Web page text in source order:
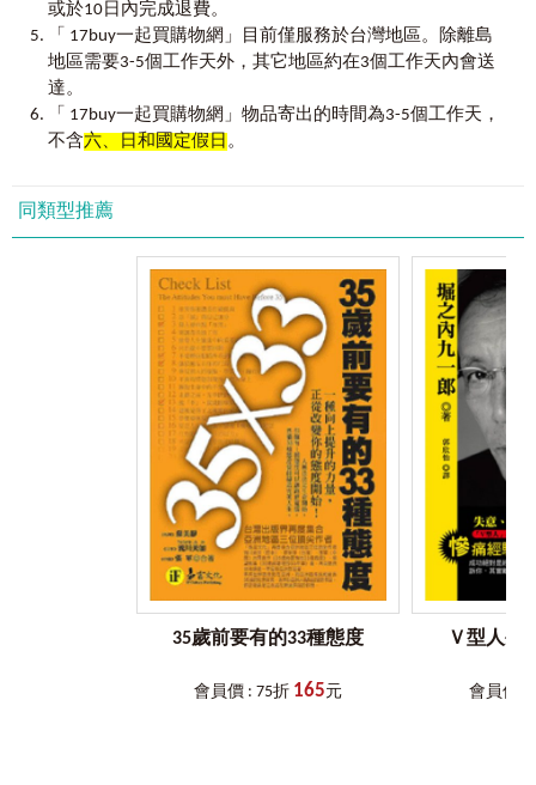
機會不會順勢而生，而是「能力」的產物
坐待機會降臨
成功法則5：用力「賺」，大膽「花」
搭乘頭等艙的優缺點
慢慢收錢，快快付錢
老闆在節稅前一定要考慮的事
要收穫，就必須先懂得付出
豐厚的獎金足以喚起員工士氣
認清「想要」與「購買」的不同
做生意是一種「技術」。
想賣出第三十一間房子的話，就得先創造賣出第一棟房子的
藉由利益分配創造更大的利潤
懂得把錢用在別人身上，就表示你成功了！
：撐到最後一秒才發箭，用「直球」決一勝負！
「和經營者相同的觀點與危機意識」是野良犬型上班族所必
但是，當你第一次聽到「野良犬」的時候，腦中浮現的
會是什麼畫面呢？
我們常聽到「勝犬」、「敗犬」2這樣的形容詞。但，
「野良犬」卻兩者都不是。在野良犬身上，我們聞不到勝敗
的氣味，只是在隱約中透著一股力量，雖然低調卻又無法忽
野良犬雖然表面上看起來閒散自由，像是絲毫競爭力也
我在《從谷底翻身的成功法則》一書中，曾經跟大家提
到當我還是流浪漢時所發生的種種丟臉行為，沒想到竟然收
到許多讀者的來信，紛紛向我表達他們內心的感想。
其中，有些是因為債務，每天忙著趕三點半的商人；或
是眼看著身為企業老闆的先生陷入破產危機的太太；以及不
知該如何處理人際關係的女性讀者、每天茫然地打工，想藉
機尋找合適工作的社會新鮮人……
我真的很驚訝，沒想到我的著作竟然能造成這麼大的迴
響，不分男女，跨足各行各業，更跳脫出年齡的界線，不禁
讓我回憶起那段艱苦的「低潮期」。
心中一直有股不可思議的感覺衝上心頭。因為，我真的
不知道自己是怎麼從Ｖ型谷底爬上來的。
有許多讀者在信中提到他們之前碰到的慘事，看到這群
一步步地走出失意的日子，看了就讓人眼眶泛淚。
人一定或多或少會有被侮辱的經驗，只是程度上的差別而
已。
當時雖然受到了很大的羞辱，但至少自己現在還活著。
你必須隨時隨地認清這一點，並且反覆地磨鍊自己，提早為
自己儲備抵抗力。
這跟負債的金額多少沒有太大的關係，為什麼呢？因為不管
是一萬元、一百萬元，甚至是區區一千元，只要還不出來，
那種侮辱和借錢時所受到的侮辱是一模一樣的。
向人低聲下氣，有時甚至被人罵到臭頭，這種屈辱，不
用想，我就經歷過好幾次，不過最後我還是活過來啦，而且
我還能重新創業，達到自己的目標。
正因為我曾經受過無數次的侮辱，所以就算我落魄到身
無分文，我還是告訴自己：「反正最差也就這樣了，從頭再
來吧！」於是，這樣的想法讓我漸漸地儲備了抵抗力。
當你能夠把別人的鄙視眼神當成「預防接種」的時候，
就會發現，鄙視的行為其實一點也不可怕，反而可以化身成
保護自己的力量。
所以，每當我又遇到讓我難過不堪的情況時，我就會告
訴自己：「現在只是在蓄積我的抵抗力而已，別怕。」同樣
地，當你因為別人的誹謗中傷而氣到全身發抖的時候，你要
告訴自己：「這股力量將轉化為自己成長的力量，有一天我
或於10日內完成退費。
「 17buy一起買購物網」目前僅服務於台灣地區。除離島
地區需要3-5個工作天外，其它地區約在3個工作天內會送
達。
「 17buy一起買購物網」物品寄出的時間為3-5個工作天，
不含六、日和國定假日 。
同類型推薦
35歲前要有的33種態度
會員價 : 75折 165元
Ｖ型人生
會員價 :